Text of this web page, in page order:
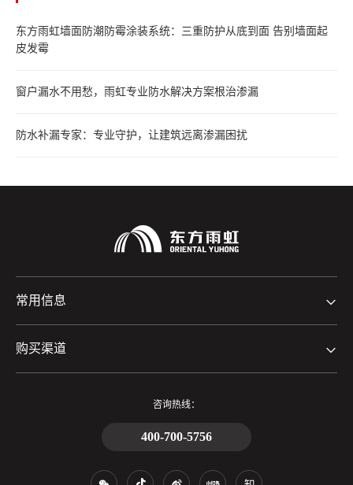
东方雨虹墙面防潮防霉涂装系统：三重防护从底到面 告别墙面起
皮发霉
窗户漏水不用愁，雨虹专业防水解决方案根治渗漏
防水补漏专家：专业守护，让建筑远离渗漏困扰
常用信息
购买渠道
咨询热线：
400-700-5756